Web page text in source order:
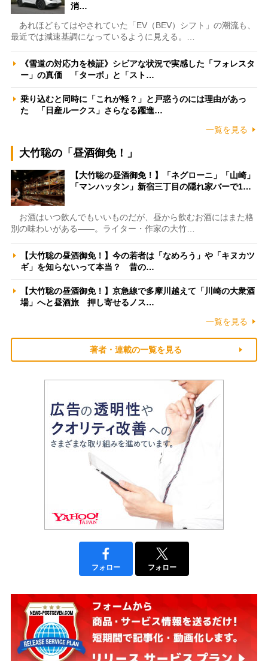
消…
あれほどもてはやされていた「EV（BEV）シフト」の潮流も、
最近では減速基調になっているように見える。…
《雪道の対応力を検証》シビアな状況で実感した「フォレスタ
ー」の真価 「ターボ」と「スト…
乗り込むと同時に「これが軽？」と戸惑うのには理由があっ
た 「日産ルークス」さらなる躍進…
一覧を見る
大竹聡の「昼酒御免！」
【大竹聡の昼酒御免！】「ネグローニ」「山崎」
「マンハッタン」新宿三丁目の隠れ家バーで1…
お酒はいつ飲んでもいいものだが、昼から飲むお酒にはまた格
別の味わいがある――。ライター・作家の大竹…
【大竹聡の昼酒御免！】今の若者は「なめろう」や「キヌカツ
ギ」を知らないって本当？ 昔の…
【大竹聡の昼酒御免！】京急線で多摩川越えて「川崎の大衆酒
場」へと昼酒旅 押し寄せるノス…
一覧を見る
著者・連載の一覧を見る
フォロー フォロー